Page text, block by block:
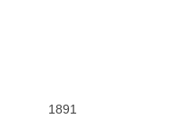
1891